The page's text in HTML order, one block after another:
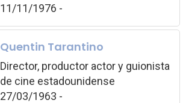
11/11/1976 -
Quentin Tarantino
Director, productor actor y guionista
de cine estadounidense
27/03/1963 -